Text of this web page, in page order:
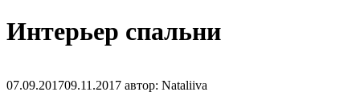
Интерьер спальни
07.09.201709.11.2017 автор: Nataliiva